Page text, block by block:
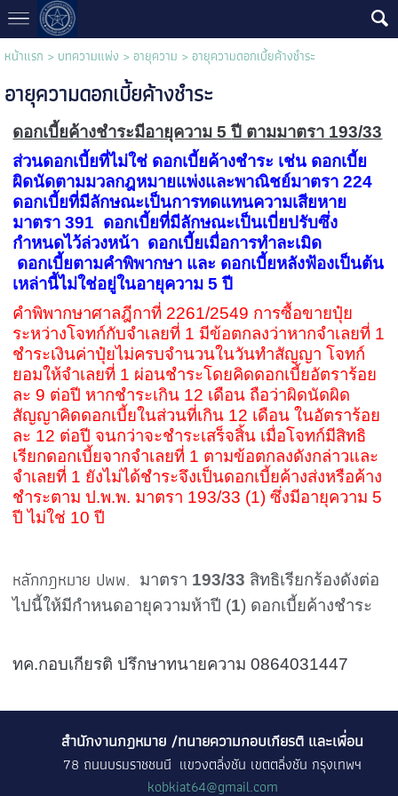
หน้าแรก > บทความแพ่ง >อายุความ >อายุความดอกเบี้ยค้างชำระ
อายุความดอกเบี้ยค้างชำระ
ดอกเบี้ยค้างชำระมีอายุความ5ปี ตามมาตรา 193/33
ส่วนดอกเบี้ยที่ไม่ใช่ ดอกเบี้ยค้างชำระ เช่น ดอกเบี้ย
ผิดนัดตามมวลกฎหมายแพ่งและพาณิชย์มาตรา 224
ดอกเบี้ยที่มีลักษณะเป็นการทดแทนความเสียหาย
มาตรา 391 ดอกเบี้ยที่มีลักษณะเป็นเบี่ยปรับซึ่ง
กำหนดไว้ล่วงหน้า ดอกเบี้ยเมื่อการทำละเมิด
ดอกเบี้ยตามคำพิพากษา และ ดอกเบี้ยหลังฟ้องเป็นต้น
เหล่านี้ไม่ใช่อยู่ในอายุความ5 ปี
คำพิพากษาศาลฎีกาที่ 2261/2549 การซื้อขายปุ๋ย
ระหว่างโจทก์กับจำเลยที่ 1 มีข้อตกลงว่าหากจำเลยที่ 1
ชำระเงินค่าปุ๋ยไม่ครบจำนวนในวันทำสัญญา โจทก์
ยอมให้จำเลยที่ 1 ผ่อนชำระโดยคิดดอกเบี้ยอัตราร้อย
ละ 9 ต่อปี หากชำระเกิน 12 เดือน ถือว่าผิดนัดผิด
สัญญาคิดดอกเบี้ยในส่วนที่เกิน 12 เดือน ในอัตราร้อย
ละ 12 ต่อปี จนกว่าจะชำระเสร็จสิ้น เมื่อโจทก์มีสิทธิ
เรียกดอกเบี้ยจากจำเลยที่ 1 ตามข้อตกลงดังกล่าวและ
จำเลยที่ 1 ยังไม่ได้ชำระจึงเป็นดอกเบี้ยค้างส่งหรือค้าง
ชำระตาม ป.พ.พ. มาตรา 193/33 (1) ซึ่งมีอายุความ 5
ปี ไม่ใช่ 10 ปี
หลักกฎหมาย ปพพ. มาตรา 193/33 สิทธิเรียกร้องดังต่อ
ไปนี้ให้มีกำหนดอายุความห้าปี (1) ดอกเบี้ยค้างชำระ
ทค.กอบเกียรติ ปรึกษาทนายความ0864031447
สำนักงานกฎหมาย /ทนายความกอบเกียรติ และเพื่อน
78 ถนนบรมราชชนนี แขวงตลิ่งชัน เขตตลิ่งชัน กรุงเทพฯ
kobkiat64@gmail.com